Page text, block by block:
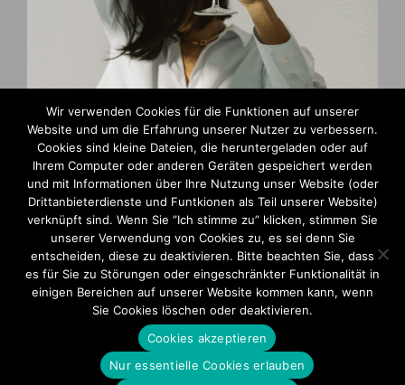
Zahlungsarten
AGB und Widerruf
Impressum
Datenschutzerklärung
Wir verwenden Cookies für die Funktionen auf unserer
Website und um die Erfahrung unserer Nutzer zu verbessern.
Cookies sind kleine Dateien, die heruntergeladen oder auf
Ihrem Computer oder anderen Geräten gespeichert werden
und mit Informationen über Ihre Nutzung unser Website (oder
Drittanbieterdienste und Funtkionen als Teil unserer Website)
verknüpft sind. Wenn Sie ”Ich stimme zu” klicken, stimmen Sie
unserer Verwendung von Cookies zu, es sei denn Sie
entscheiden, diese zu deaktivieren. Bitte beachten Sie, dass
es für Sie zu Störungen oder eingeschränkter Funktionalität in
einigen Bereichen auf unserer Website kommen kann, wenn
Sie Cookies löschen oder deaktivieren.
Cookies akzeptieren
Nur essentielle Cookies erlauben